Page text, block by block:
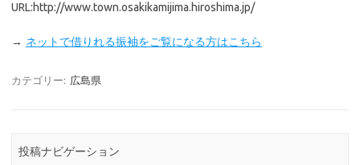
URL:http://www.town.osakikamijima.hiroshima.jp/
→ ネットで借りれる振袖をご覧になる方はこちら
カテゴリー: 広島県
投稿ナビゲーション